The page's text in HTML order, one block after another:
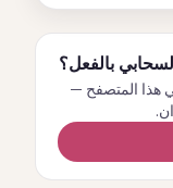
بالفعل؟
هذا المتصفح —